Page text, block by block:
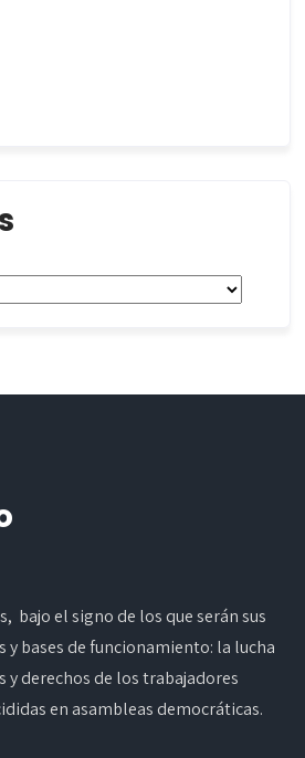
bajo el signo de los que serán sus
bases de funcionamiento: la lucha
y derechos de los trabajadores
en asambleas democráticas.